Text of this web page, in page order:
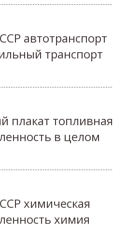
автотранспорт
транспорт
плакат топливная
в целом
химическая
химия